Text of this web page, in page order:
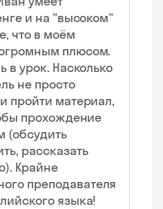
и на "высоком"
что в моём
плюсом.
в урок. Насколько
не просто
пройти материал,
прохождение
(обсудить
рассказать
Крайне
преподавателя
языка!